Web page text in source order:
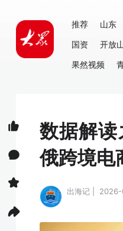
推荐 山东
国资
开放
果然视频
数据解
俄跨境电
出海记 |